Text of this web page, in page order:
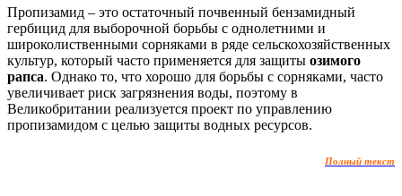
Пропизамид – это остаточный почвенный бензамидный
гербицид для выборочной борьбы с однолетними и
широколиственными сорняками в ряде сельскохозяйственных
культур, который часто применяется для защиты озимого
рапса. Однако то, что хорошо для борьбы с сорняками, часто
увеличивает риск загрязнения воды, поэтому в
Великобритании реализуется проект по управлению
пропизамидом с целью защиты водных ресурсов.
Полный текст